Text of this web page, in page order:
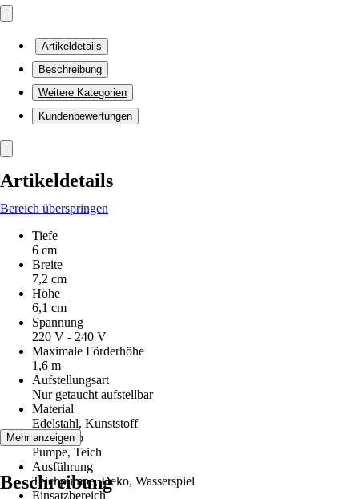
Artikeldetails
Beschreibung
Weitere Kategorien
Kundenbewertungen
Artikeldetails
Bereich überspringen
Tiefe
6 cm
Breite
7,2 cm
Höhe
6,1 cm
Spannung
220 V - 240 V
Maximale Förderhöhe
1,6 m
Aufstellungsart
Nur getaucht aufstellbar
Material
Edelstahl, Kunststoff
Artikeltyp
Pumpe, Teich
Ausführung
Teichpumpe, Deko, Wasserspiel
Einsatzbereich
Mehr anzeigen
Beschreibung